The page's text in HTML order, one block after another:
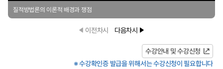
질적방법론의 이론적 배경과 쟁점
이전차시 다음차시
수강안내 및 수강신청
※ 수강확인증 발급을 위해서는 수강신청이 필요합니다